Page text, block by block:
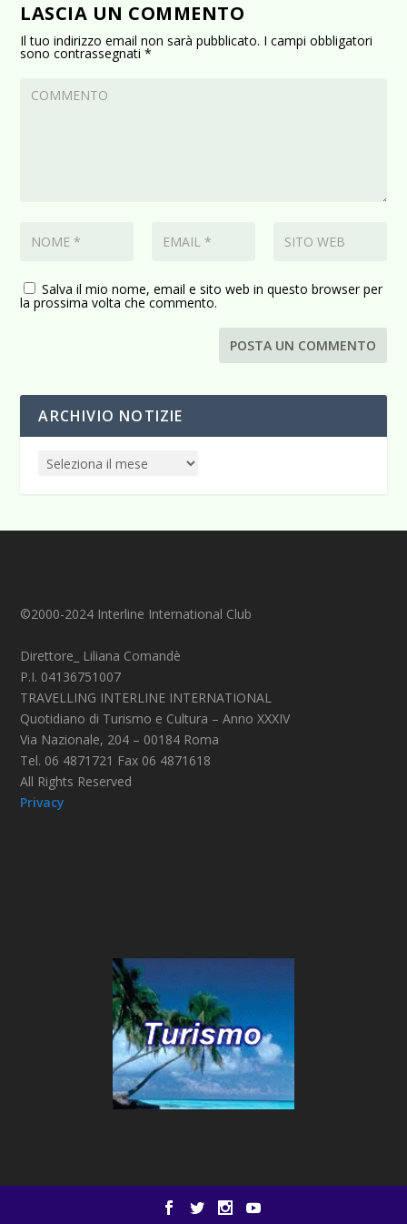
LASCIA UN COMMENTO
Il tuo indirizzo email non sarà pubblicato. I campi obbligatori
sono contrassegnati*
Salva il mio nome, email e sito web in questo browser per
la prossima volta che commento.
ARCHIVIO NOTIZIE
©2000-2024 Interline International Club
Direttore_ Liliana Comandè
P.I. 04136751007
TRAVELLING INTERLINE INTERNATIONAL
Quotidiano di Turismo e Cultura – Anno XXXIV
Via Nazionale, 204 – 00184 Roma
Tel. 06 4871721 Fax 06 4871618
All Rights Reserved
Privacy